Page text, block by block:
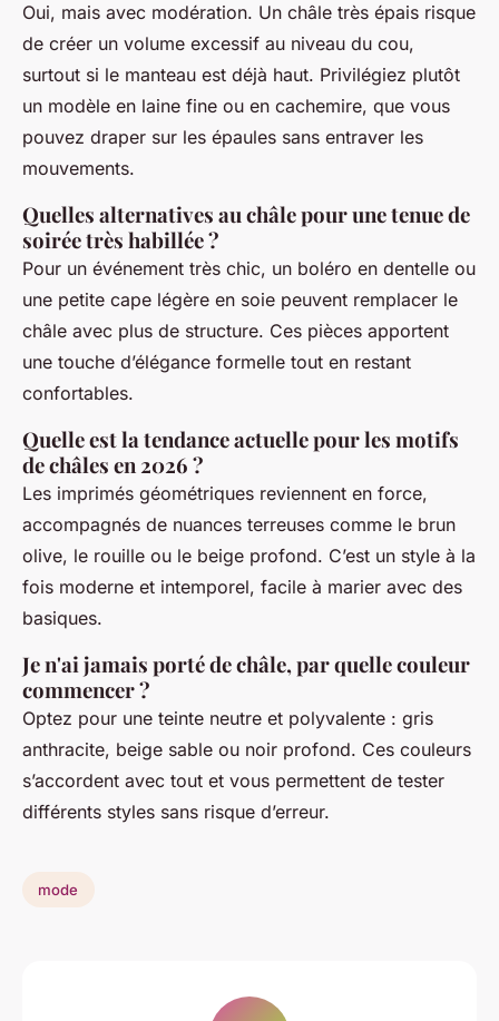
Oui, mais avec modération. Un châle très épais risque
de créer un volume excessif au niveau du cou,
surtout si le manteau est déjà haut. Privilégiez plutôt
un modèle en laine fine ou en cachemire, que vous
pouvez draper sur les épaules sans entraver les
mouvements.
Quelles alternatives au châle pour une tenue de
soirée très habillée ?
Pour un événement très chic, un boléro en dentelle ou
une petite cape légère en soie peuvent remplacer le
châle avec plus de structure. Ces pièces apportent
une touche d’élégance formelle tout en restant
confortables.
Quelle est la tendance actuelle pour les motifs
de châles en 2026 ?
Les imprimés géométriques reviennent en force,
accompagnés de nuances terreuses comme le brun
olive, le rouille ou le beige profond. C’est un style à la
fois moderne et intemporel, facile à marier avec des
basiques.
Je n'ai jamais porté de châle, par quelle couleur
commencer ?
Optez pour une teinte neutre et polyvalente : gris
anthracite, beige sable ou noir profond. Ces couleurs
s’accordent avec tout et vous permettent de tester
différents styles sans risque d’erreur.
mode